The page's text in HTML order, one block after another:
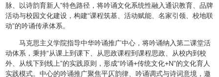
脉、以诗韵育新人”特色路径，将吟诵文化系统性融入通识教育、品牌
活动与校园文化建设，构建“课程筑基、活动赋能、名家引领、校地联
动”的吟诵传承体系。
马克思主义学院指导中华吟诵推广中心，将吟诵纳入第二课堂活
动体系，秉持“从课上到课下、从思政课程到课程思政、从校内到校
外、从线下到线上”的实践原则，形成“吟诵+传统文化+N”的文化育人
实践模式。中心的吟诵推广聚焦平仄韵律、吟诵调式与诗词意境，邀